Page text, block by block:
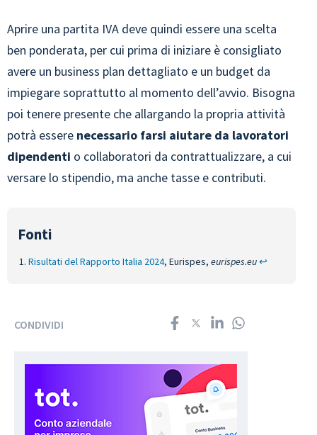
Aprire una partita IVA deve quindi essere una scelta
ben ponderata, per cui prima di iniziare è consigliato
avere un business plan dettagliato e un budget da
impiegare soprattutto al momento dell’avvio. Bisogna
poi tenere presente che allargando la propria attività
potrà essere necessario farsi aiutare da lavoratori
dipendenti o collaboratori da contrattualizzare, a cui
versare lo stipendio, ma anche tasse e contributi.
Risultati del Rapporto Italia 2024, Eurispes, eurispes.eu↩︎
CONDIVIDI